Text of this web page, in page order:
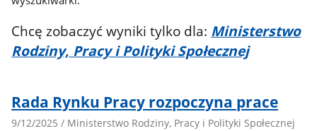
zaznaczyć
Chcę zobaczyć wyniki tylko dla: Ministerstwo
Rodziny, Pracy i Polityki Społecznej
Rada Rynku Pracy rozpoczyna prace
9/12/2025 / Ministerstwo Rodziny, Pracy i Polityki Społecznej